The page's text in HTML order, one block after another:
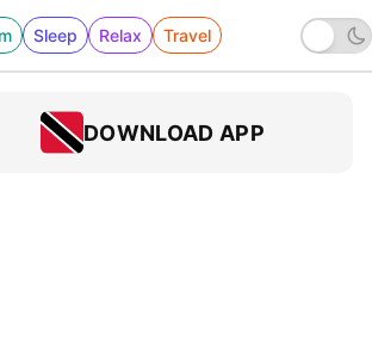
Sleep Relax Travel
DOWNLOAD APP